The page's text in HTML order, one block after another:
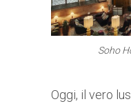
Soho
Oggi, il vero